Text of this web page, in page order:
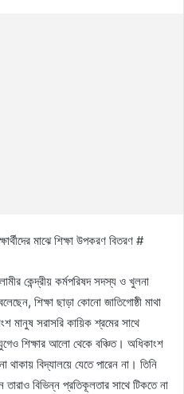
মাঝে শিক্ষা উপকরণ বিতরণ #
কেন্দ্রীয় কর্মপরিষদ সদস্য ও খুলনা
শিক্ষা ছাড়া কোনো জাতিগোষ্ঠী মাথা
মানুষ সরাসরি কায়িক শ্রমের সাথে
শিক্ষার আলো থেকে বঞ্চিত। অধিকাংশ
বিদ্যালয়ে যেতে পারেন না। তিনি
বিভিন্ন প্রতিকূলতার সাথে টিকতে না